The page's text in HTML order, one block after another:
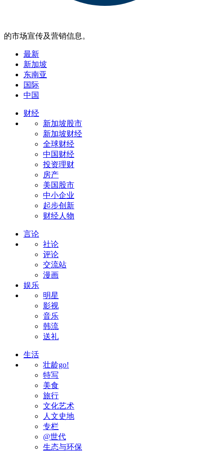
的市场宣传及营销信息。
最新
新加坡
东南亚
国际
中国
财经
新加坡股市
新加坡财经
全球财经
中国财经
投资理财
房产
美国股市
中小企业
起步创新
财经人物
言论
社论
评论
交流站
漫画
娱乐
明星
影视
音乐
韩流
送礼
生活
壮龄go!
特写
美食
旅行
文化艺术
人文史地
专栏
@世代
生态与环保